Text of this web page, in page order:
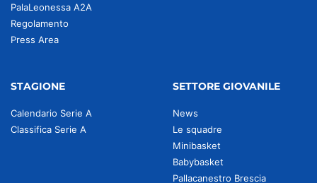
PalaLeonessa A2A
Regolamento
Press Area
STAGIONE
Calendario Serie A
Classifica Serie A
SETTORE GIOVANILE
News
Le squadre
Minibasket
Babybasket
Pallacanestro Brescia